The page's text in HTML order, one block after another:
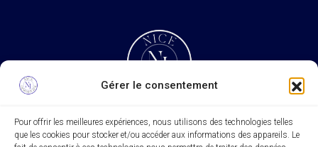
Gérer le consentement
Pour offrir les meilleures expériences, nous utilisons des technologies telles
que les cookies pour stocker et/ou accéder aux informations des appareils. Le
Rechercher